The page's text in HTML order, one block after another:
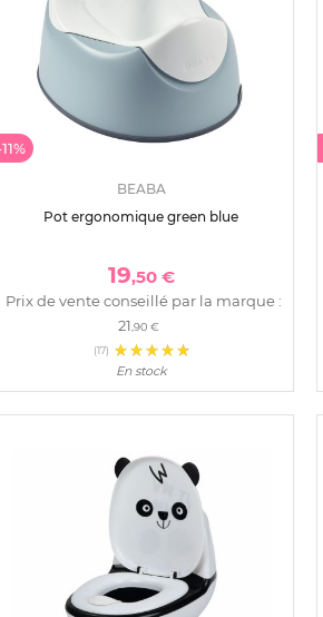
BEABA
Pot ergonomique green blue
19,50 €
Prix de vente conseillé par la marque :
21 ,90 €
(17)
En stock